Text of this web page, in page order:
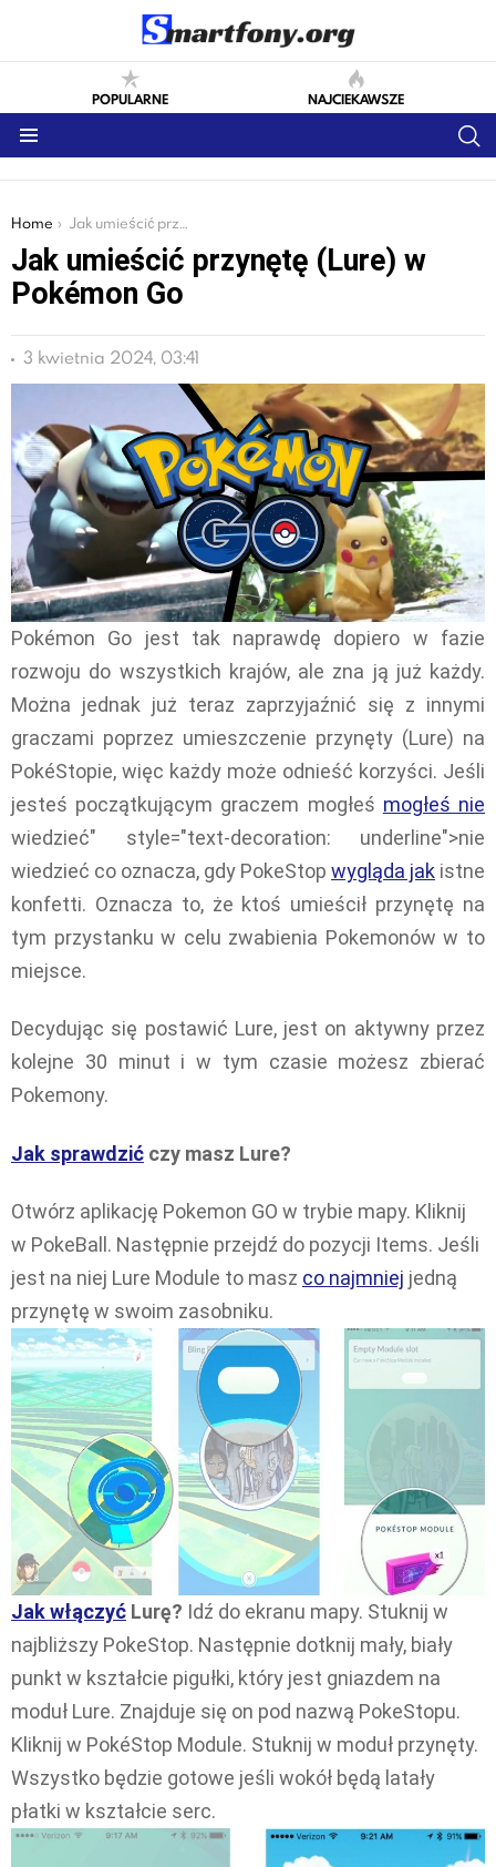
POPULARNE NAJCIEKAWSZE
You are here:
Home Jak umieścić przynętę (Lure) w Pokémon Go
Jak umieścić przynętę (Lure) w
Pokémon Go
3 kwietnia 2024, 03:41
Pokémon Go jest tak naprawdę dopiero w fazie
rozwoju do wszystkich krajów, ale zna ją już każdy.
Można jednak już teraz zaprzyjaźnić się z innymi
graczami poprzez umieszczenie przynęty (Lure) na
PokéStopie, więc każdy może odnieść korzyści. Jeśli
jesteś początkującym graczem mogłeś mogłeś nie
wiedzieć" style="text-decoration: underline">nie
wiedzieć co oznacza, gdy PokeStop wygląda jak istne
konfetti. Oznacza to, że ktoś umieścił przynętę na
tym przystanku w celu zwabienia Pokemonów w to
miejsce.
Decydując się postawić Lure, jest on aktywny przez
kolejne 30 minut i w tym czasie możesz zbierać
Pokemony.
Jak sprawdzić czy masz Lure?
Otwórz aplikację Pokemon GO w trybie mapy. Kliknij
w PokeBall. Następnie przejdź do pozycji Items. Jeśli
jest na niej Lure Module to masz co najmniej jedną
przynętę w swoim zasobniku.
Jak włączyć Lurę? Idź do ekranu mapy. Stuknij w
najbliższy PokeStop. Następnie dotknij mały, biały
punkt w kształcie pigułki, który jest gniazdem na
moduł Lure. Znajduje się on pod nazwą PokeStopu.
Kliknij w PokéStop Module. Stuknij w moduł przynęty.
Wszystko będzie gotowe jeśli wokół będą latały
płatki w kształcie serc.